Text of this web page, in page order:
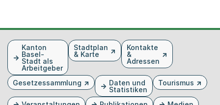
FusszeileKanton
Basel-
Stadt als
Arbeitgeber
Stadtplan
& Karte
Kontakte
&
Adressen
Gesetzessammlung
Daten und
Statistiken
Tourismus